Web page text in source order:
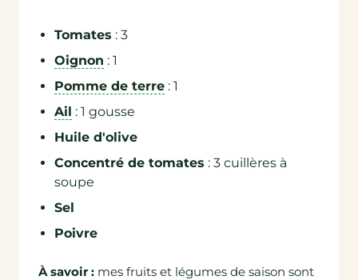
Tomates : 3
Oignon : 1
Pomme de terre : 1
Ail : 1 gousse
Huile d'olive
Concentré de tomates : 3 cuillères à
soupe
Sel
Poivre
À savoir : mes fruits et légumes de saison sont